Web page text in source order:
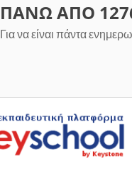
ΠΑΝΩ ΑΠΟ
Για να είναι πάντα